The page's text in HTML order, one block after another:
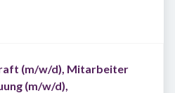
w/d), Mitarbeiter
(m/w/d),